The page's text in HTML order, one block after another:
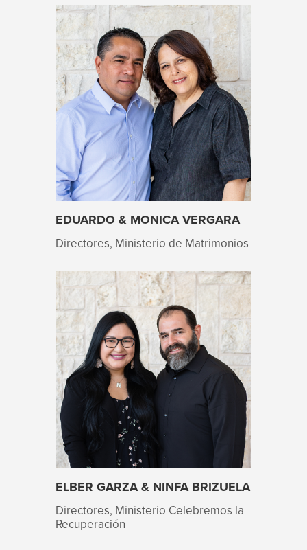
EDUARDO & MONICA VERGARA
Directores, Ministerio de Matrimonios
ELBER GARZA & NINFA BRIZUELA
Directores, Ministerio Celebremos la
Recuperación